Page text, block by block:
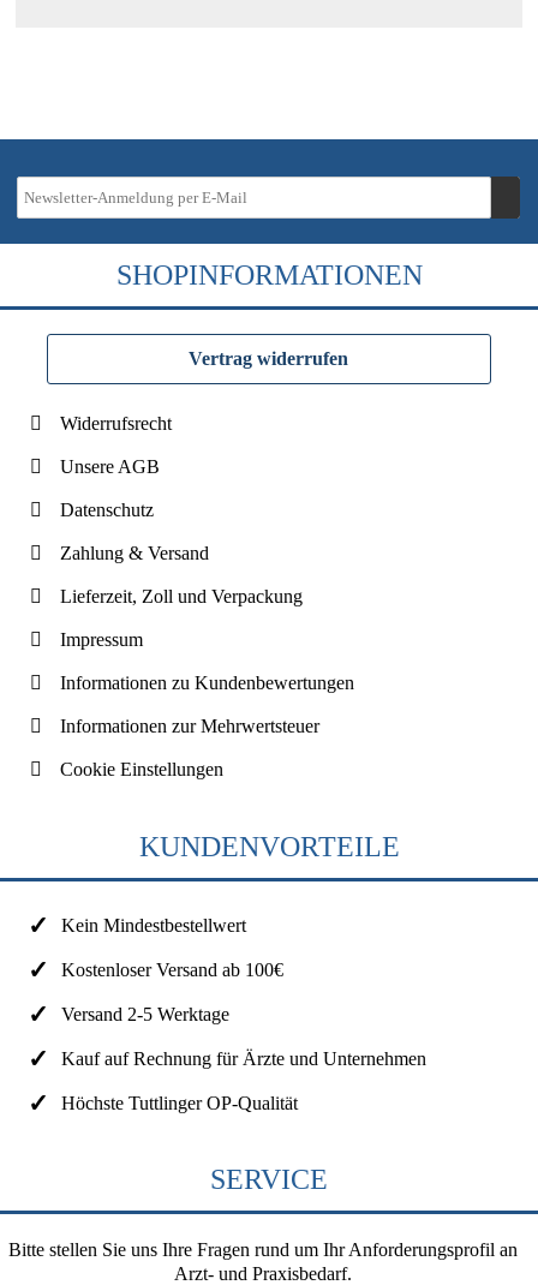
SHOPINFORMATIONEN
Vertrag widerrufen
Widerrufsrecht
Unsere AGB
Datenschutz
Zahlung & Versand
Lieferzeit, Zoll und Verpackung
Impressum
Informationen zu Kundenbewertungen
Informationen zur Mehrwertsteuer
Cookie Einstellungen
KUNDENVORTEILE
Kein Mindestbestellwert
Kostenloser Versand ab 100€
Versand 2-5 Werktage
Kauf auf Rechnung für Ärzte und Unternehmen
Höchste Tuttlinger OP-Qualität
SERVICE
Bitte stellen Sie uns Ihre Fragen rund um Ihr Anforderungsprofil an
Arzt- und Praxisbedarf.